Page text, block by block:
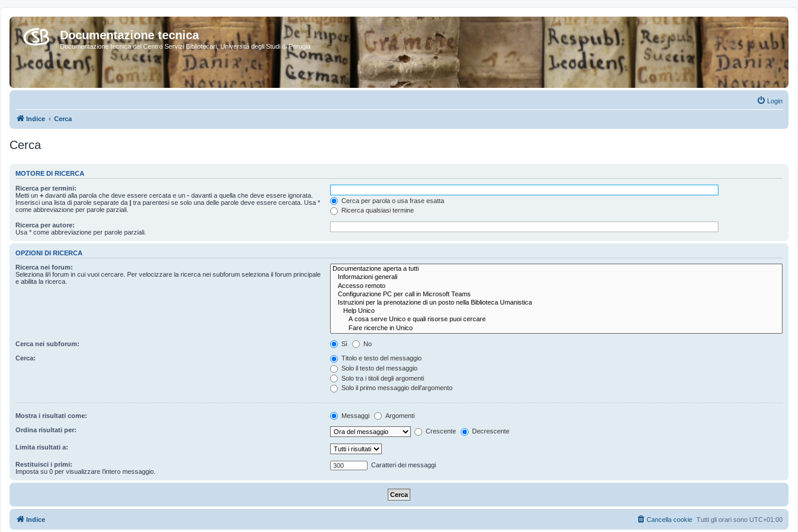
Documentazione tecnica
Documentazione tecnica del Centro Servizi Bibliotecari, Università degli Studi di Perugia
Login
Indice Cerca
Cerca
MOTORE DI RICERCA
Ricerca per termini:
Metti un + davanti alla parola che deve essere cercata e un - davanti a quella che deve essere ignorata.
Inserisci una lista di parole separate da | tra parentesi se solo una delle parole deve essere cercata. Usa *
come abbreviazione per parole parziali.
Cerca per parola o usa frase esatta
Ricerca qualsiasi termine
Ricerca per autore:
Usa * come abbreviazione per parole parziali.
OPZIONI DI RICERCA
Ricerca nei forum:
Seleziona il/i forum in cui vuoi cercare. Per velocizzare la ricerca nei subforum seleziona il forum principale
e abilita la ricerca.
Cerca nei subforum: Sì No
Cerca:
Titolo e testo del messaggio
Solo il testo del messaggio
Solo tra i titoli degli argomenti
Solo il primo messaggio dell’argomento
Mostra i risultati come: Messaggi Argomenti
Ordina risultati per: Crescente Decrescente
Limita risultati a:
Restituisci i primi:
Imposta su 0 per visualizzare l’intero messaggio.
Caratteri dei messaggi
Indice Tutti gli orari sono UTC+01:00
Cancella cookie